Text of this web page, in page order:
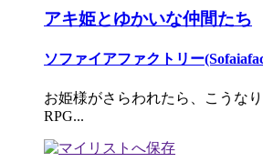
アキ姫とゆかいな仲間たち
ソファイアファクトリー
お姫様がさらわれたら、こうな
RPG...